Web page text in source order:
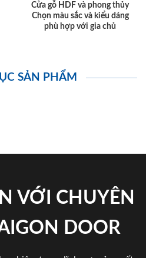
Cửa gỗ HDF và phong thủy
Chọn màu sắc và kiểu dáng
phù hợp với gia chủ
SẢN PHẨM
VỚI CHUYÊN
DOOR